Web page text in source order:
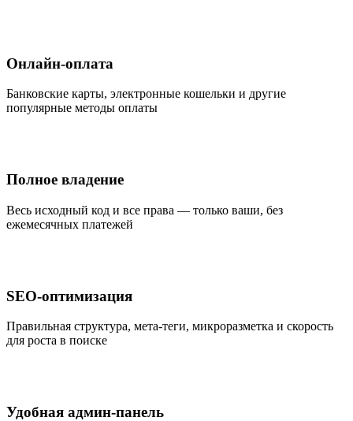
Онлайн-оплата
Банковские карты, электронные кошельки и другие
популярные методы оплаты
Полное владение
Весь исходный код и все права — только ваши, без
ежемесячных платежей
SEO-оптимизация
Правильная структура, мета-теги, микроразметка и скорость
для роста в поиске
Удобная админ-панель